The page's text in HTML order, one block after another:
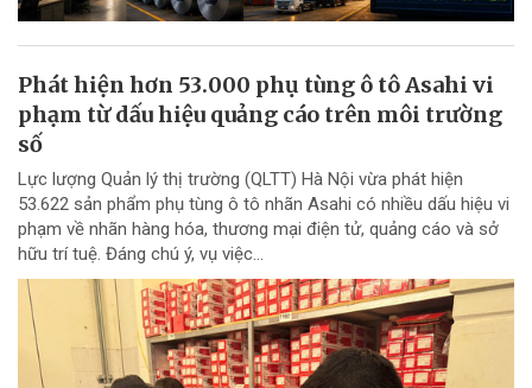
Phát hiện hơn 53.000 phụ tùng ô tô Asahi vi
phạm từ dấu hiệu quảng cáo trên môi trường
số
Lực lượng Quản lý thị trường (QLTT) Hà Nội vừa phát hiện
53.622 sản phẩm phụ tùng ô tô nhãn Asahi có nhiều dấu hiệu vi
phạm về nhãn hàng hóa, thương mại điện tử, quảng cáo và sở
hữu trí tuệ. Đáng chú ý, vụ việc...